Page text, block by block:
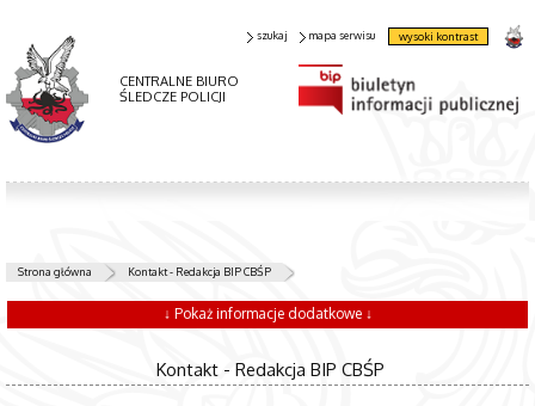
CENTRALNE BIURO
ŚLEDCZE POLICJI
szukaj mapa serwisu wysoki kontrast
Strona główna Kontakt - Redakcja BIP CBŚP
↓ Pokaż informacje dodatkowe ↓
Kontakt - Redakcja BIP CBŚP